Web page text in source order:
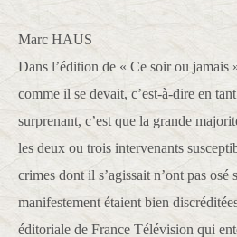
Marc HAUS
Dans l’édition de « Ce soir ou jamais
comme il se devait, c’est-à-dire en
surprenant, c’est que la grande
les deux ou trois intervenants
crimes dont il s’agissait n’ont pas
manifestement étaient bien
éditoriale de France Télévision qui